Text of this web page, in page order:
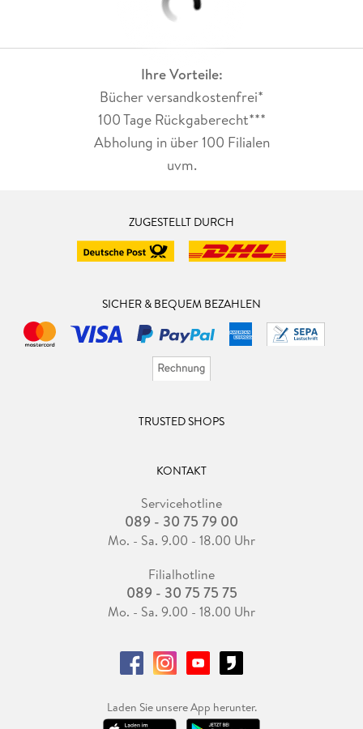
Ihre Vorteile:
Bücher versandkostenfrei*
100 Tage Rückgaberecht***
Abholung in über 100 Filialen
uvm.
ZUGESTELLT DURCH
SICHER & BEQUEM BEZAHLEN
TRUSTED SHOPS
KONTAKT
Servicehotline
089 - 30 75 79 00
Mo. - Sa. 9.00 - 18.00 Uhr
Filialhotline
089 - 30 75 75 75
Mo. - Sa. 9.00 - 18.00 Uhr
Laden Sie unsere App herunter.